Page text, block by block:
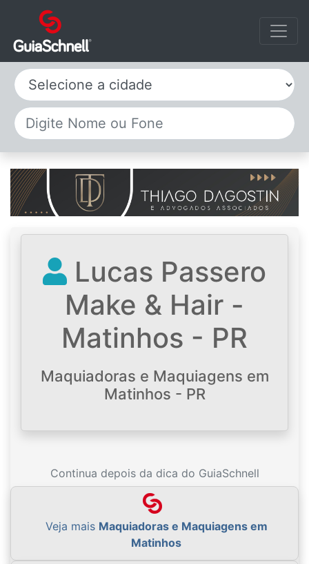
Selecione a cidade
Lucas Passero
Make & Hair -
Matinhos - PR
Maquiadoras e Maquiagens em
Matinhos - PR
Continua depois da dica do GuiaSchnell
Veja mais Maquiadoras e Maquiagens em
Matinhos